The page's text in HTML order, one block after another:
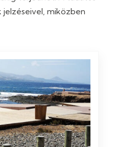
jelzéseivel, miközben